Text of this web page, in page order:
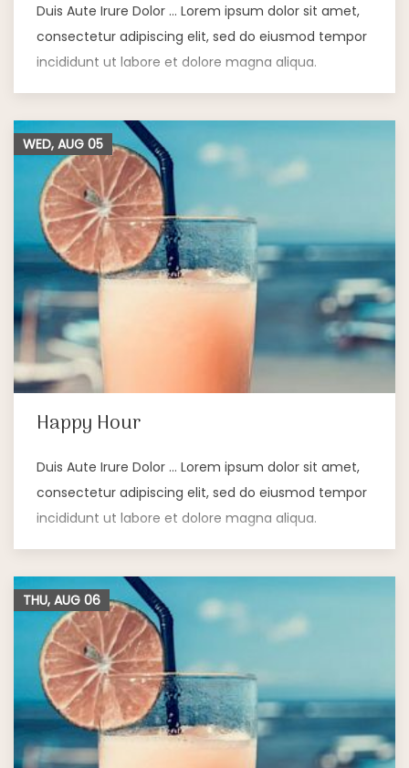
Duis Aute Irure Dolor … Lorem ipsum dolor sit amet,
consectetur adipiscing elit, sed do eiusmod tempor
incididunt ut labore et dolore magna aliqua.
Happy Hour
Duis Aute Irure Dolor … Lorem ipsum dolor sit amet,
consectetur adipiscing elit, sed do eiusmod tempor
incididunt ut labore et dolore magna aliqua.
WED, AUG 05
THU, AUG 06